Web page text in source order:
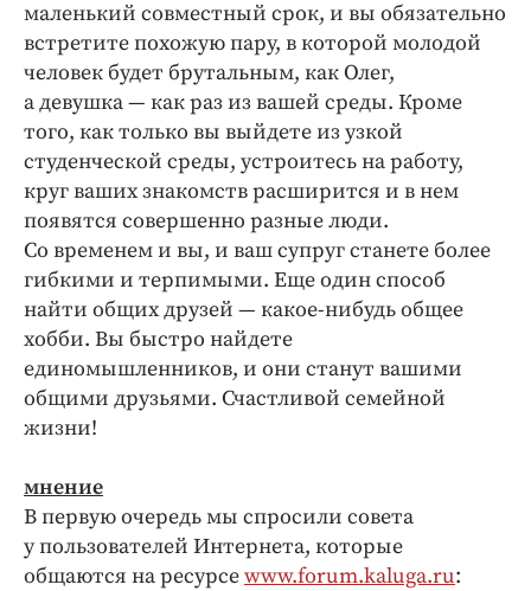
маленький совместный срок, и вы обязательно
встретите похожую пару, в которой молодой
человек будет брутальным, как Олег,
а девушка — как раз из вашей среды. Кроме
того, как только вы выйдете из узкой
студенческой среды, устроитесь на работу,
круг ваших знакомств расширится и в нем
появятся совершенно разные люди.
Со временем и вы, и ваш супруг станете более
гибкими и терпимыми. Еще один способ
найти общих друзей — какое-нибудь общее
хобби. Вы быстро найдете
единомышленников, и они станут вашими
общими друзьями. Счастливой семейной
жизни!
мнение
В первую очередь мы спросили совета
у пользователей Интернета, которые
общаются на ресурсеwww.forum.kaluga.ru: